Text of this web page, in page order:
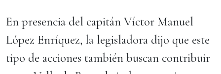
En presencia del capitán Víctor Manuel
López Enríquez, la legisladora dijo que este
tipo de acciones también buscan contribuir